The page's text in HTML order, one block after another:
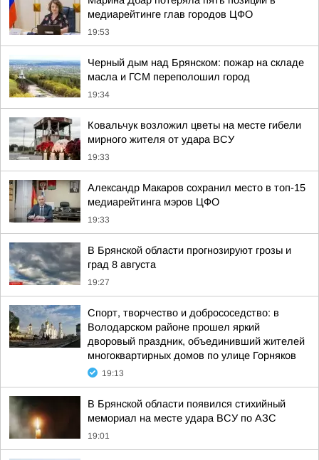
медиарейтинге глав городов ЦФО
19:53
Черный дым над Брянском: пожар на складе
масла и ГСМ переполошил город
19:34
Ковальчук возложил цветы на месте гибели
мирного жителя от удара ВСУ
19:33
Александр Макаров сохранил место в топ-15
медиарейтинга мэров ЦФО
19:33
В Брянской области прогнозируют грозы и
град 8 августа
19:27
Спорт, творчество и добрососедство: в
Володарском районе прошел яркий
дворовый праздник, объединивший жителей
многоквартирных домов по улице Горняков
19:13
В Брянской области появился стихийный
мемориал на месте удара ВСУ по АЗС
19:01